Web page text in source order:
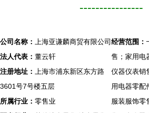
----------------
公司名称：
上海亚谦麟商贸有限公司
法人代表： 董云轩
注册地址：
上海市浦东新区东方路
3601号7号楼五层
所属行业： 零售业
经营范围：
售；家用电
仪器仪表销
用电器零配
服装服饰零